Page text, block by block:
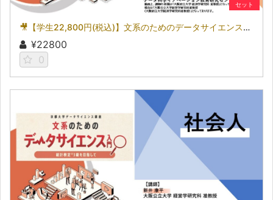
セット
🎥【学生22,800円(税込)】文系のためのデータサイエンス入門～統計検定(R)3級を目指して～［京都大学データサイエンス講座］（2026）
¥22800
0